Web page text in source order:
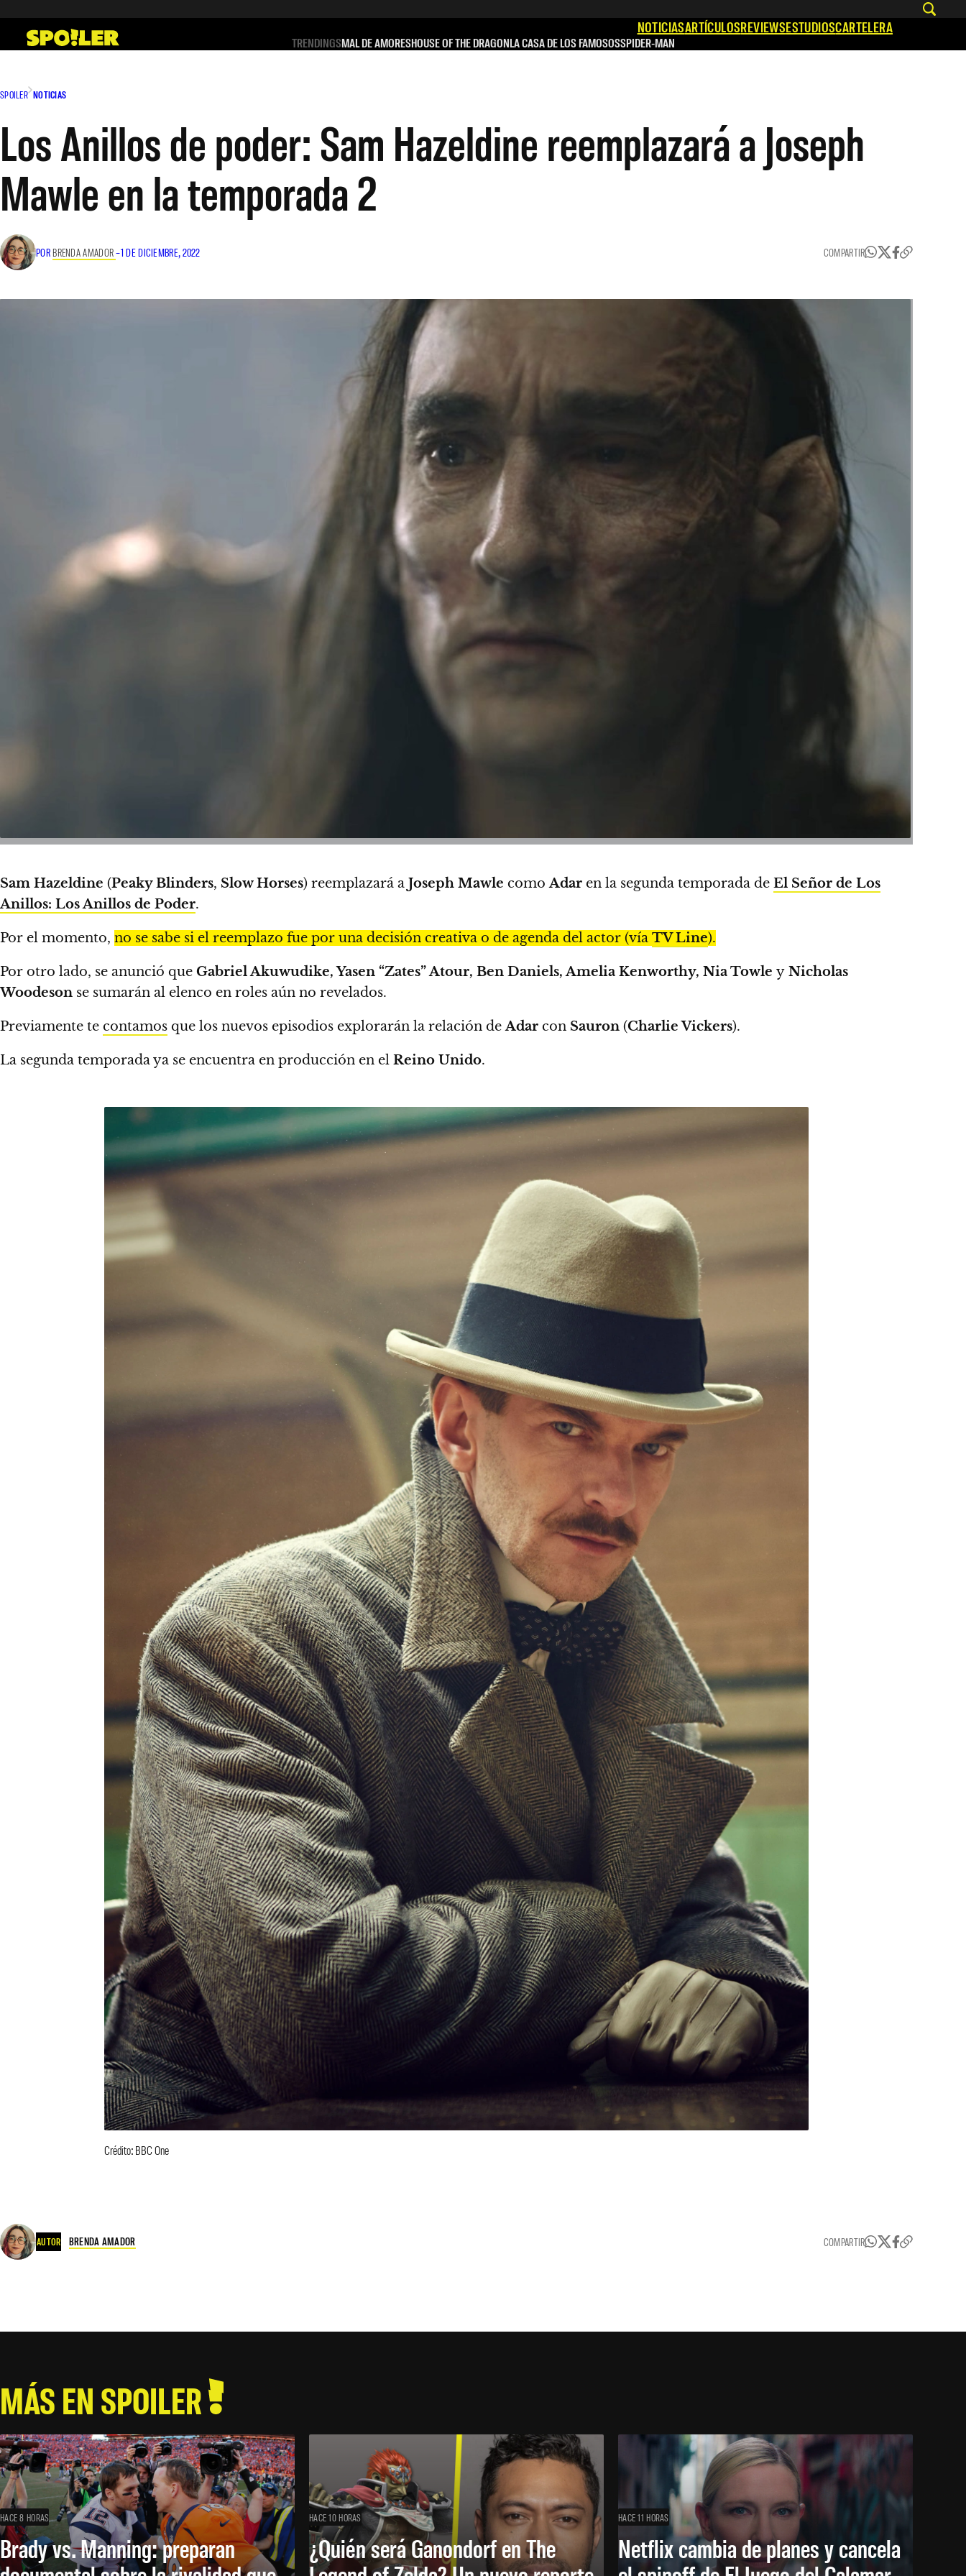
contenido
NOTICIASARTÍCULOSREVIEWSESTUDIOSCARTELERA
TRENDINGSMAL DE AMORESHOUSE OF THE DRAGONLA CASA DE LOS FAMOSOSSPIDER-MAN
SPOILER NOTICIAS
Los Anillos de poder: Sam Hazeldine reemplazará a Joseph
Mawle en la temporada 2
POR BRENDA AMADOR–1 DE DICIEMBRE, 2022 COMPARTIR
Sam Hazeldine (Peaky Blinders, Slow Horses) reemplazará a Joseph Mawle comoAdar en la segunda temporada de El Señor de Los
Anillos: Los Anillos de Poder.
Por el momento, no se sabe si el reemplazo fue por una decisión creativa o de agenda del actor (vía TV Line).
Por otro lado, se anunció que Gabriel Akuwudike, Yasen “Zates” Atour, Ben Daniels, Amelia Kenworthy, Nia Towle y Nicholas
Woodeson se sumarán al elenco en roles aún no revelados.
Previamente te contamos que los nuevos episodios explorarán la relación deAdar con Sauron (Charlie Vickers).
La segunda temporada ya se encuentra en producción en el Reino Unido.
Crédito: BBC One
AUTOR BRENDA AMADOR COMPARTIR
MÁS EN SPOILER
HACE 8 HORAS
Brady vs. Manning: preparan
HACE 10 HORAS
¿Quién será Ganondorf en The
HACE 11 HORAS
Netflix cambia de planes y cancela